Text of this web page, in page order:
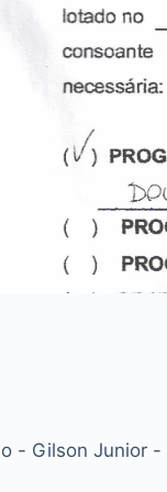
- Gilson Junior -